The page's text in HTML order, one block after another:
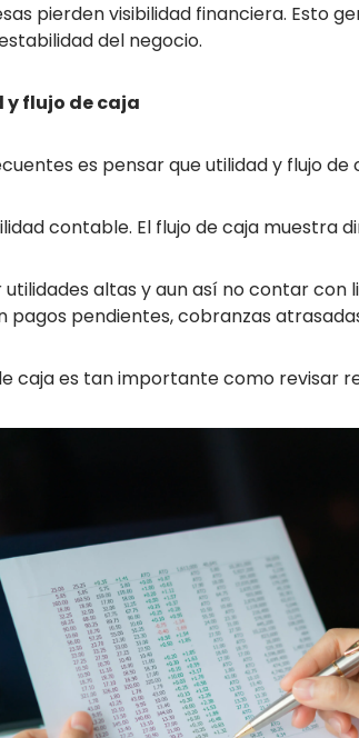
pierden visibilidad financiera. Esto
del negocio.
flujo de caja
es pensar que utilidad y flujo de
contable. El flujo de caja muestra
altas y aun así no contar con
pagos pendientes, cobranzas
caja es tan importante como revisar